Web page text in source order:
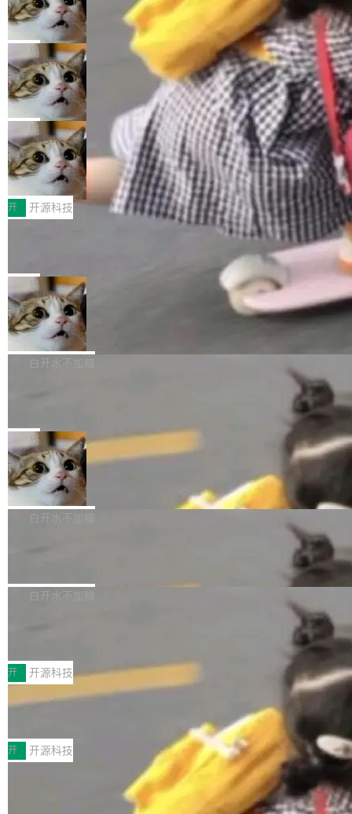
nt智能测试系统入选AI测试领域代表产品。对CI
O而言，这提示了一个转变：AI测试正在从效率
工具升级为企业的质量基础设施。 CIO面对的新
现实 过去两年，CIO们的焦虑清单上多了两项：
一是如何让大模型和智能体应用安全地从PoC走
向生产，二是如何让测试团队跟得上AI应用...
（sum type）。但他说清楚了一件事：这不是类
型系统的学术体操，是日常编码的思维方式。 文
章从一个简单的例子切入。一个网站的深色主题
设置，如果用布尔值 + 可空字段来表示——bool
ean 表示是否可切换，nullable 的默认模式、浅
色方案、深色方案——会产生大量无意义的组
合。方案缺了、配置冲突了、全 null 了。要知道
哪些组合有效，作者说，你得靠"文档、校验、或
者部落知识"。 换个写法。Rust 的 enum，两个
变体：Switchable...
Cloudflare 开源内部企业 AI 平台 Clou
dflare OS
Cloudflare 发布了一个开源项目 Cloudflare O
S。如果你只看官方博客，你会觉得这是又一
个"AI 知识库 + 聊天机器人"——每个大厂都在
做，没什么新鲜的。 但 Kenton Varda 在 Twitte
r 上把事情说清楚了： 今天我们发布了 Cloudfla
re OS，一个带连接器的聊天机器人，跟其他所
有科技公司做的一样。只不过，实际上它不一
样。这是 Sandstorm.io 的重制版，我十年前的
那个创业公司。不同的是，这次它构建在 Cloudf
lare Workers 上——我花了九年时间搭建的平台
——并且深度集成了 AI。这基本上是我十年秘密
局
Deno 团队开源 Celld，可自托管的分
布式 Durable Objects
Ryan Dahl 领导的 Deno 团队推出了最新开源项
目 Celld，一个能在自己机器上运行 Cloudflare
Workers 和 Durable Objects 的守护进程。 设
计思路很直接：每个对象是一个独立的 SQLite
数据库，按名称寻址，复制到你自己的 S3 兼容
存储库里。节点之间只通过这个存储库协调——
没有控制平面，没有共识协议。每个对象自带一
个小型数据库，应用天然按分片构建，单个数据
库的竞争和爆炸半径问题在设计层面就被消除
了。 闲置的 cell 会休眠到几乎不占资源。当 cel
l 迁移或唤醒时，新宿主从 S3 恢复 SQLite 数据
库继续执行。存储库是持久化的唯一真相...
局
鲁大师7月新机性能/流畅/AI榜：vivo夺
性能、流畅双第一，三星Galaxy Z系列
新折叠缺席
2026年7月的手机市场，由于存储等硬件成本暴
增，手机厂商的日子也不好过啊，新机速度明显
放缓，因此硝烟味淡了许多。新机参数规格除开
高价的三星折叠（三星Galaxy Z Fold8 Ultra / Z
Fold8 / Z Flip8）外，其余要么是中低端机器，
例如iQOO Z11i、REDMI Note 17、REDMI No
te 17 Pro、OPPO K15，要么是vivo X300 E这
样的次旗舰。 Galaxy Z Fold8 Ultra / Z Fold8 /
Z Flip8三款折叠屏新机均在7月22日发布，且全
部搭载骁龙8 Elite Gen5 for Galaxy，它们本该
开 开源科技
Zed 编辑器团队发布了新项目——DeltaDB，一
个在 git commit 之间记录每一次编辑操作的版
本控制系统。目前处于 Early Access 阶段。 De
ltaDB 的核心思路直接写在 landing page 最显
眼的位置：「Software is made between com
mits」——软件是在 commit 之间写出来的。git
是把这段空隙补上。 回退到任何一次编辑：Delt
aDB 捕获 commit 之间的每一次操作，...
局
SpaceXAI 单季资本开支达 183 亿美元
根据风险投资人Tomer Tunguz 博客（VC 分
析）披露的最新分析与第二季度业绩报告，Spac
微软同期总资本开支的四成。 与亚马逊、Alpha
bet、微软以及 Meta 等传统科技巨头相比，Spa
ceXAI的资金消耗速度尤为引人瞩目。然而，支
撑庞大支出的资金来源却呈现出截然不同的面
貌。数据显示，微软和 Meta 主要依托充沛的经
白开水不加糖
一个在终端里运行的编程 agent；Muse Spark
1.2，驱动这个 agent 的新模型。一句话概括：
你可以用 curl -fsSL https://dev.meta.ai/install.
sh | bash 安装一个能在大项目里自动规划、写
代码、验证结果的 AI 终端工具。 据介绍，Muse
个主 agent 循环，外加一组后台 agent。这些后
局
美团开源 LoHoSearch，用知识图谱校
准 AI 能力认知
机器出题的前提，是让机器拥有全局视野。整个
构建流程可以分为四个环节：建图 → 控制难度
白开水不加糖
库，并将作为transport接入Mooncake TENT。
MPComm将作为一种传输引擎接入Mooncake T
ENT，实现零拷贝传输性能提升30%、非零拷贝
传输性能最高提升5倍。UCL-MPComm底层基
于自研UCL-Engine通信引擎，后续腾讯网平将
持续开源更多基于UCL-Engine的高性能通信组
件。 腾讯网平团队在UCL-MPComm中实现了一
个独立于业务线程的全局通信引擎（Engine），
白开水不加糖
型案例入选名单》，深信服“面向企业研发场景的
开源 AI 编程平台 CoStrict 应用”凭借卓越的技术
创新与落地成效成功入选。 全链路私有化部署，
助力企业AI研发安全落地 当前，越来越多企业已
经开始引入 AI Coding 工具，通过调用公有云模
型或企业内部部署模型提升研发效率。但随着 AI
Coding 从个人辅助工具逐步走向团队级、组织
级应用，企业在规模化落地过程中，对安全性、
开 开源科技
深信服AI算力网关入选工信部人工智能
前不久，工业和信息化部正式发布《2025年人工
智能应用典型案例名单》，集中展示人工智能在
各领域的应用成果，覆盖技术底座、行业赋能、
产品应用、支撑保障、专题等五大方向。深信服
AI算力网关（AI创新平台）成功入选！ 随着各行
开 开源科技
Jeff Dean 离开 Google：一个时代的结
束，一个实验室的开始
Google 员工编号 20。MapReduce 作者之一。